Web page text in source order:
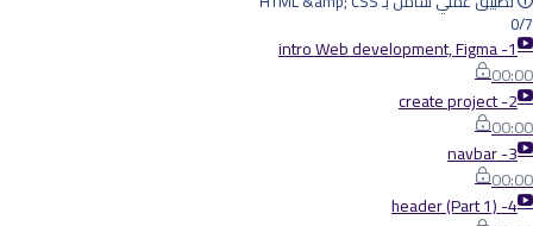
0/7
1- intro Web development, Figma
00:00
2- create project
00:00
3- navbar
00:00
4- header (Part 1)